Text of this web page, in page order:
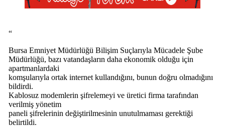
“
Bursa Emniyet Müdürlüğü Bilişim Suçlarıyla Mücadele Şube
Müdürlüğü, bazı vatandaşların daha ekonomik olduğu için
apartmanlardaki
komşularıyla ortak internet kullandığını, bunun doğru olmadığını
bildirdi.
Kablosuz modemlerin şifrelemeyi ve üretici firma tarafından
verilmiş yönetim
paneli şifrelerinin değiştirilmesinin unutulmaması gerektiği
belirtildi.